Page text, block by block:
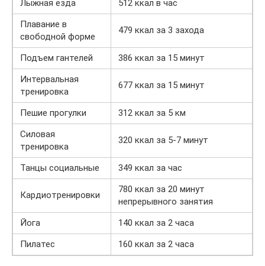
Лыжная езда
512 ккал в час
Плавание в
свободной форме
479 ккал за 3 захода
Подъем гантелей
386 ккал за 15 минут
Интервальная
тренировка
677 ккал за 15 минут
Пешие прогулки
312 ккал за 5 км
Силовая
тренировка
320 ккал за 5-7 минут
Танцы социальные 349 ккал за час
Кардиотренировки
780 ккал за 20 минут
непрерывного занятия
Йога
140 ккал за 2 часа
Пилатес
160 ккал за 2 часа